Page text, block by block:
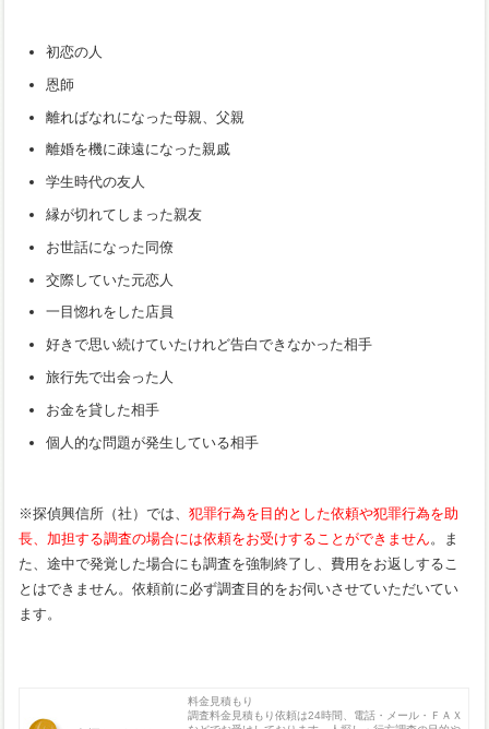
初恋の人
恩師
離ればなれになった母親、父親
離婚を機に疎遠になった親戚
学生時代の友人
縁が切れてしまった親友
お世話になった同僚
交際していた元恋人
一目惚れをした店員
好きで思い続けていたけれど告白できなかった相手
旅行先で出会った人
お金を貸した相手
個人的な問題が発生している相手
※探偵興信所（社）では、犯罪行為を目的とした依頼や犯罪行為を助
長、加担する調査の場合には依頼をお受けすることができません。ま
た、途中で発覚した場合にも調査を強制終了し、費用をお返しするこ
とはできません。依頼前に必ず調査目的をお伺いさせていただいてい
ます。
料金見積もり
調査料金見積もり依頼は24時間、電話・メール・ＦＡＸ